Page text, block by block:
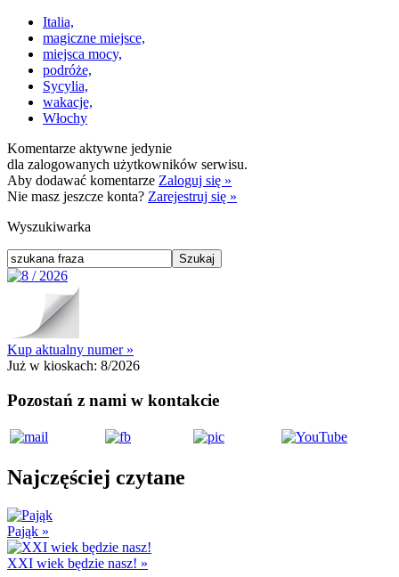
Italia,
magiczne miejsce,
miejsca mocy,
podróże,
Sycylia,
wakacje,
Włochy
Komentarze aktywne jedynie
dla zalogowanych użytkowników serwisu.
Aby dodawać komentarze Zaloguj się »
Nie masz jeszcze konta? Zarejestruj się »
Wyszukiwarka
Kup aktualny numer »
Już w kioskach: 8/2026
Pozostań z nami w kontakcie
Najczęściej czytane
Pająk »
XXI wiek będzie nasz! »